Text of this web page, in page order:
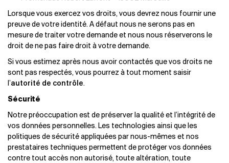
Lorsque vous exercez vos droits, vous devrez nous fournir une
preuve de votre identité. A défaut nous ne serons pas en
mesure de traiter votre demande et nous nous réserverons le
droit de ne pas faire droit à votre demande.
Si vous estimez après nous avoir contactés que vos droits ne
sont pas respectés, vous pourrez à tout moment saisir
l’autorité de contrôle.
Sécurité
Notre préoccupation est de préserver la qualité et l’intégrité de
vos données personnelles. Les technologies ainsi que les
politiques de sécurité appliquées par nous-mêmes et nos
prestataires techniques permettent de protéger vos données
contre tout accès non autorisé, toute altération, toute